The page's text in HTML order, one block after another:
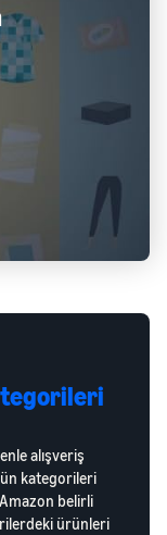
alışveriş
kategorileri
belirli
ürünleri